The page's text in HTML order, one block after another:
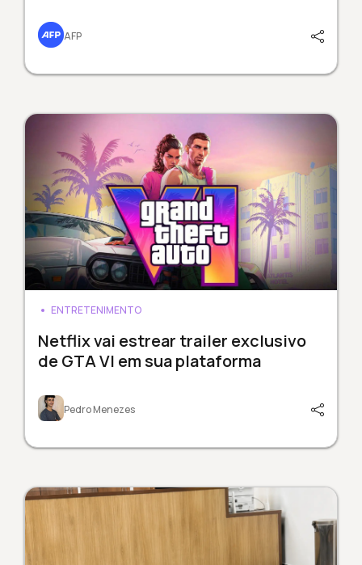
AFP
ENTRETENIMENTO
Netflix vai estrear trailer exclusivo
de GTA VI em sua plataforma
Pedro Menezes